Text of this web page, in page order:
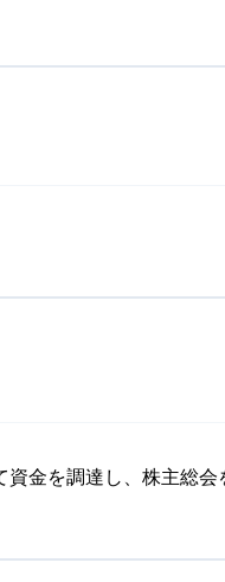
金を調達し、株主総